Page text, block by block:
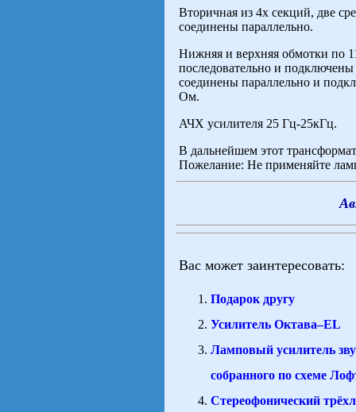
Вторичная из 4х секций, две
соединены параллельно.
Нижняя и верхняя обмотки по
последовательно и
соединены параллельно и
Ом.
АЧХ усилителя 25 Гц-25кГц.
В дальнейшем этот
Пожелание: Не применяйте
Вас может заинтересовать:
Подарок другу
Усилитель Октава–EL
Ламповый усилитель
собранного по схеме
Стереофонический